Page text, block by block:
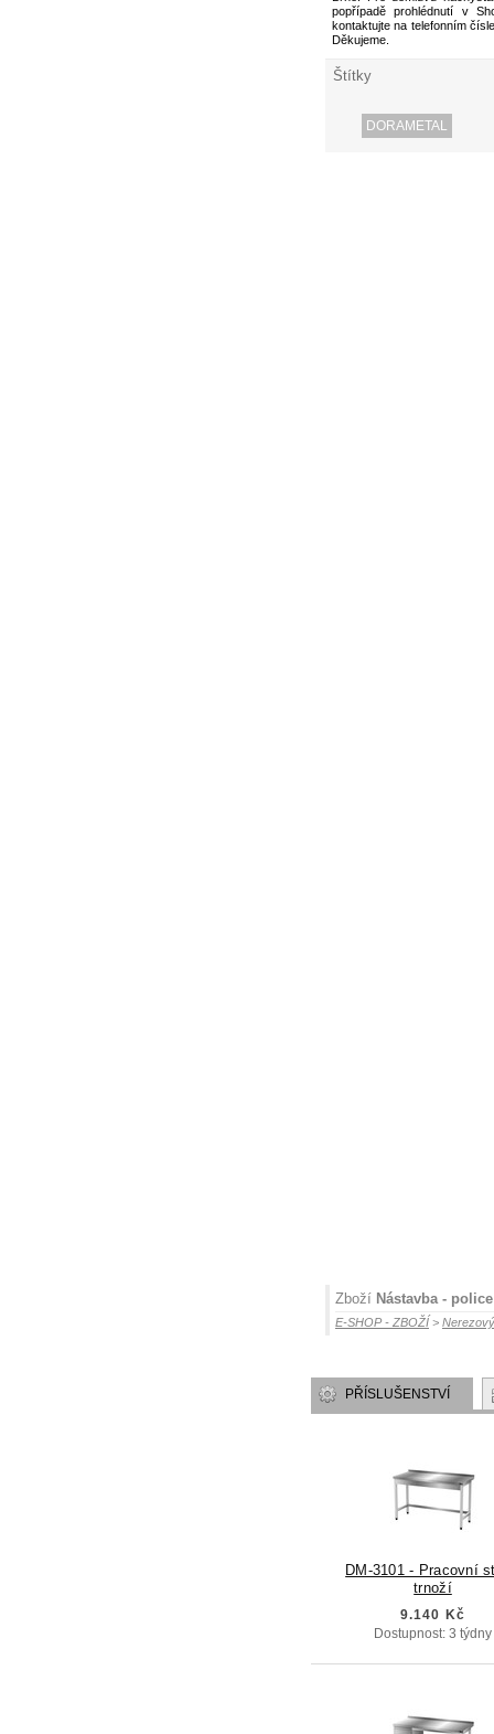
popřípadě prohlédnutí v
kontaktujte na telefonním
Děkujeme.
Štítky
DORAMETAL
Zboží Nástavba -
E-SHOP - ZBOŽÍ >
PŘÍSLUŠENSTVÍ
DM-3101 - Pracovní
trnoží
9.140 Kč
Dostupnost: 3 týdny